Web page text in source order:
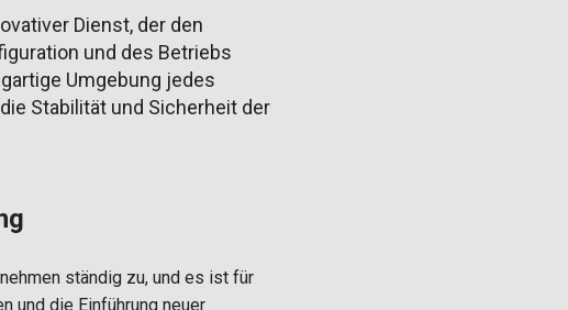
Dienst, der den
und des Betriebs
Umgebung jedes
Stabilität und Sicherheit der
ständig zu, und es ist für
und die Einführung neuer